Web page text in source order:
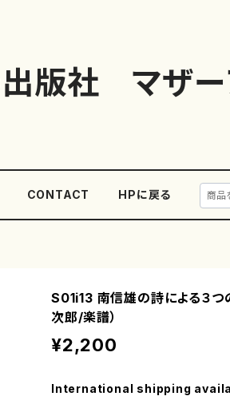
版社 マザー
CONTACT HPに戻る
S01i13 南信雄の詩による３つ
次郎/楽譜）
¥2,200
International shipping